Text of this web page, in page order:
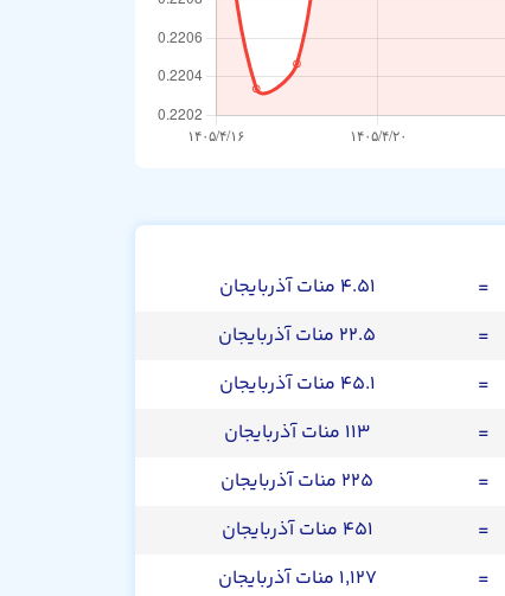
=
۴.۵۱ منات آذربایجان
=
۲۲.۵ منات آذربایجان
=
۴۵.۱ منات آذربایجان
=
۱۱۳ منات آذربایجان
=
۲۲۵ منات آذربایجان
=
۴۵۱ منات آذربایجان
=
۱,۱۲۷ منات آذربایجان